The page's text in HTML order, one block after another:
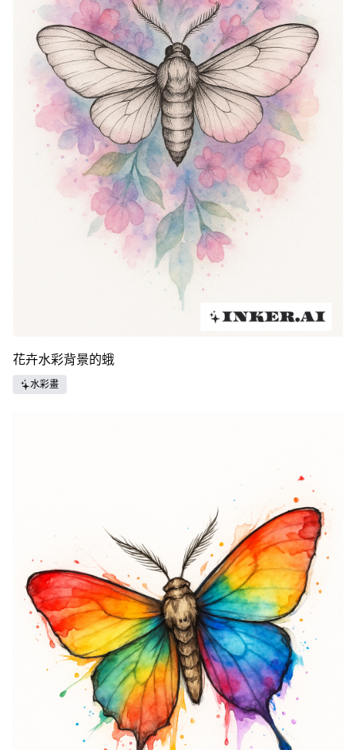
花卉水彩背景的蛾
水彩畫